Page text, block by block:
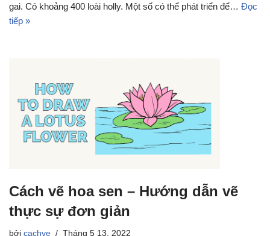
gai. Có khoảng 400 loài holly. Một số có thể phát triển để… Đọc
tiếp »
Cách vẽ hoa sen – Hướng dẫn vẽ
thực sự đơn giản
bởi cachve Tháng 5 13, 2022